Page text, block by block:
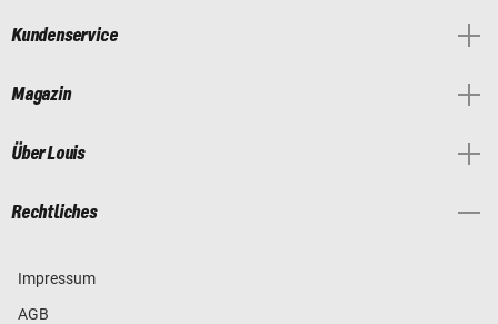
Kundenservice
Magazin
Über Louis
Rechtliches
Impressum
AGB